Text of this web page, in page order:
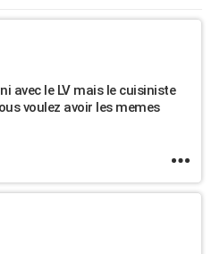
avec le LV mais le cuisiniste
voulez avoir les memes